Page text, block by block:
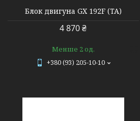
Блок двигуна GX 192F (TA)
4 870 ₴
Менше 2 од.
+380 (93) 205-10-10